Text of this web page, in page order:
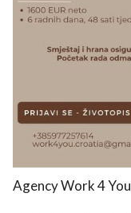
reserved.
Agency Work 4 You